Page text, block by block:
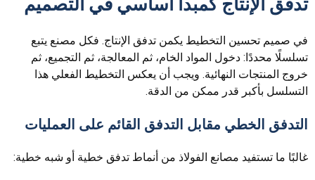
في صميم تحسين التخطيط يكمن تدفق الإنتاج. فكل مصنع يتبع
تسلسلًا محددًا: دخول المواد الخام، ثم المعالجة، ثم التجميع، ثم
خروج المنتجات النهائية. ويجب أن يعكس التخطيط الفعلي هذا
التسلسل بأكبر قدر ممكن من الدقة.
التدفق الخطي مقابل التدفق القائم على العمليات
غالبًا ما تستفيد مصانع الفولاذ من أنماط تدفق خطية أو شبه خطية: